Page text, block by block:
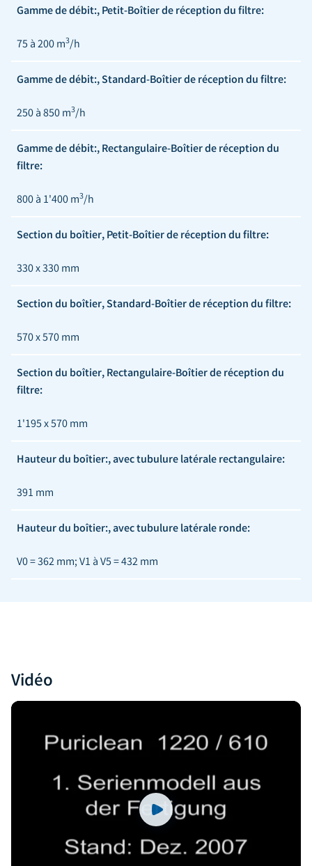
Gamme de débit:, Petit-Boîtier de réception du filtre:
75 à 200 m3/h
Gamme de débit:, Standard-Boîtier de réception du filtre:
250 à 850 m3/h
Gamme de débit:, Rectangulaire-Boîtier de réception du
filtre:
800 à 1'400 m3/h
Section du boîtier, Petit-Boîtier de réception du filtre:
330 x 330 mm
Section du boîtier, Standard-Boîtier de réception du filtre:
570 x 570 mm
Section du boîtier, Rectangulaire-Boîtier de réception du
filtre:
1'195 x 570 mm
Hauteur du boîtier:, avec tubulure latérale rectangulaire:
391 mm
Hauteur du boîtier:, avec tubulure latérale ronde:
V0 = 362 mm; V1 à V5 = 432 mm
Vidéo
Play